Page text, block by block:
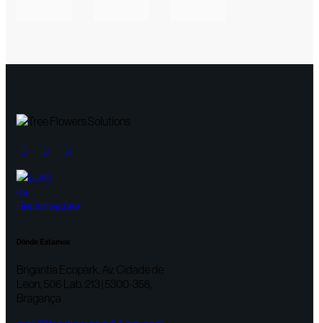
Dónde Estamos
Brigantia Ecopark, Av. Cidade de
Leon, 506 Lab. 213 | 5300-358,
Bragança